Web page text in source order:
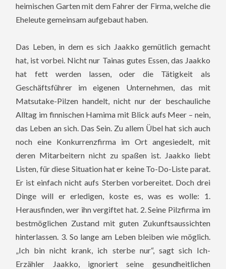
heimischen Garten mit dem Fahrer der Firma, welche die
Eheleute gemeinsam aufgebaut haben.
Das Leben, in dem es sich Jaakko gemütlich gemacht
hat, ist vorbei. Nicht nur Tainas gutes Essen, das Jaakko
hat fett werden lassen, oder die Tätigkeit als
Geschäftsführer im eigenen Unternehmen, das mit
Matsutake-Pilzen handelt, nicht nur der beschauliche
Alltag im finnischen Hamima mit Blick aufs Meer – nein,
das Leben an sich. Das Sein.Zu allem Übel hat sich auch
noch eine Konkurrenzfirma im Ort angesiedelt, mit
deren Mitarbeitern nicht zu spaßen ist. Jaakko liebt
Listen, für diese Situation hat er keine To-Do-Liste parat.
Er ist einfach nicht aufs Sterben vorbereitet. Doch drei
Dinge will er erledigen, koste es, was es wolle: 1.
Herausfinden, wer ihn vergiftet hat. 2. Seine Pilzfirma im
bestmöglichen Zustand mit guten Zukunftsaussichten
hinterlassen. 3. So lange am Leben bleiben wie möglich.
„Ich bin nicht krank, ich sterbe nur“, sagt sich Ich-
Erzähler Jaakko, ignoriert seine gesundheitlichen